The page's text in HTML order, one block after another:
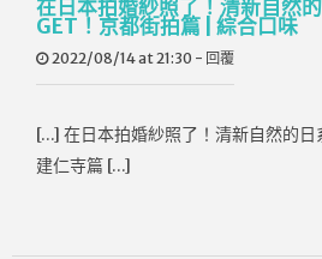
在日本拍婚紗照了！清新自然
GET！京都街拍篇 | 綜合口味
2022/08/14 at 21:30 - 回覆
[…] 在日本拍婚紗照了！清新自然的日
建仁寺篇 […]